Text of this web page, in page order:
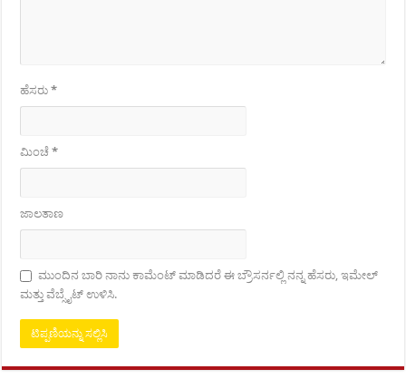
ಹೆಸರು*
ಮಿಂಚೆ*
ಜಾಲತಾಣ
ಮುಂದಿನ ಬಾರಿ ನಾನು ಕಾಮೆಂಟ್ ಮಾಡಿದರೆ ಈ ಬ್ರೌಸರ್ನಲ್ಲಿ ನನ್ನ ಹೆಸರು, ಇಮೇಲ್
ಮತ್ತು ವೆಬ್ಸೈಟ್ ಉಳಿಸಿ.